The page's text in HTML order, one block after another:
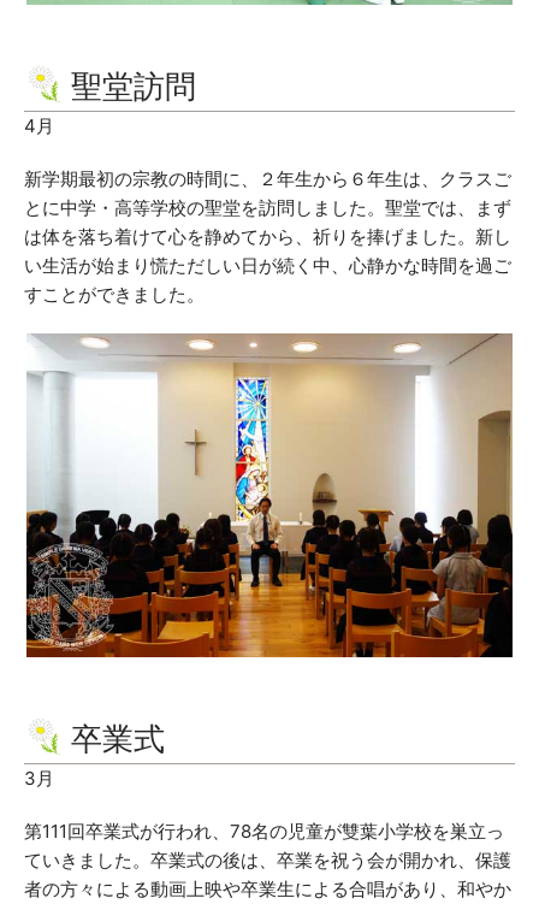
聖堂訪問
4月
新学期最初の宗教の時間に、２年生から６年生は、クラスご
とに中学・高等学校の聖堂を訪問しました。聖堂では、まず
は体を落ち着けて心を静めてから、祈りを捧げました。新し
い生活が始まり慌ただしい日が続く中、心静かな時間を過ご
すことができました。
卒業式
3月
第111回卒業式が行われ、78名の児童が雙葉小学校を巣立っ
ていきました。卒業式の後は、卒業を祝う会が開かれ、保護
者の方々による動画上映や卒業生による合唱があり、和やか